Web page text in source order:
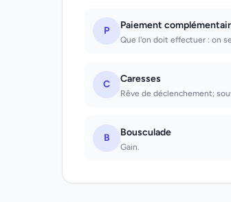
P Paiement
Que l'on doit effectuer : on
C Caresses
Rêve de déclenchement;
B Bousculade
Gain.